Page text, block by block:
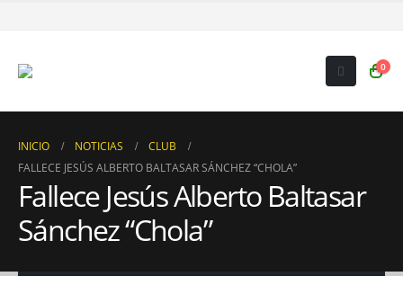
0
INICIO NOTICIAS
CLUB
FALLECE JESÚS ALBERTO BALTASAR SÁNCHEZ “CHOLA”
Fallece Jesús Alberto Baltasar
Sánchez “Chola”